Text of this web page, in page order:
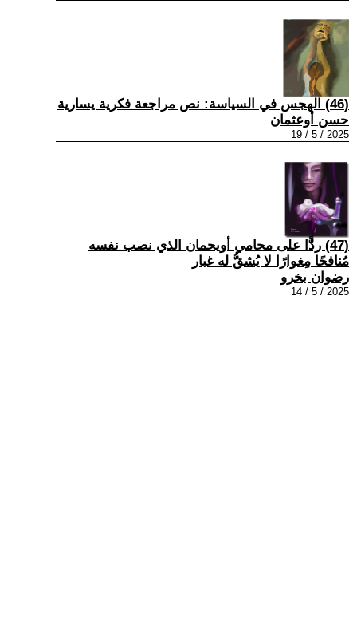
(46) الهجس في السياسة: نص مراجعة فكرية يسارية
حسن أوعثمان
2025 / 5 / 19
(47) ردًّا على محامي أويحمان الذي نصب نفسه
مُنافحًا مِغوارًا لا يُشقُّ له غبار
رضوان بخرو
2025 / 5 / 14